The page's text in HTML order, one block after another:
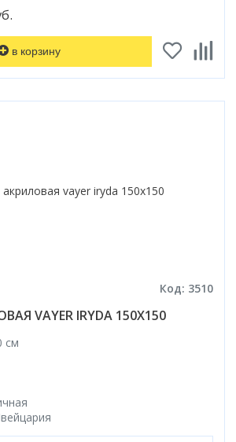
в корзину
Код: 3510
VAYER IRYDA 150X150
cм